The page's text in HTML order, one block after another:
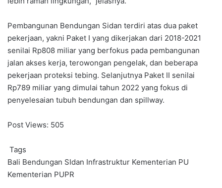
Pembangunan Bendungan Sidan terdiri atas dua paket
pekerjaan, yakni Paket I yang dikerjakan dari 2018-2021
senilai Rp808 miliar yang berfokus pada pembangunan
jalan akses kerja, terowongan pengelak, dan beberapa
pekerjaan proteksi tebing. Selanjutnya Paket II senilai
Rp789 miliar yang dimulai tahun 2022 yang fokus di
penyelesaian tubuh bendungan dan spillway.
Post Views: 505
Tags
Bali Bendungan SIdan Infrastruktur Kementerian PU
Kementerian PUPR